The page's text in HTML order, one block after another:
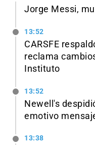
Jorge Messi,
13:52
CARSFE
reclama
Instituto
13:52
Newell's
emotivo
13:38